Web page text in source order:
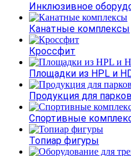
Инклюзивное
Канатные комплексы
Кроссфит
Площадки из HPL и
Продукция для парков
Спортивные
Топиар фигуры